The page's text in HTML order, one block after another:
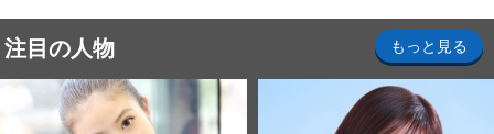
注目の人物 もっと見る